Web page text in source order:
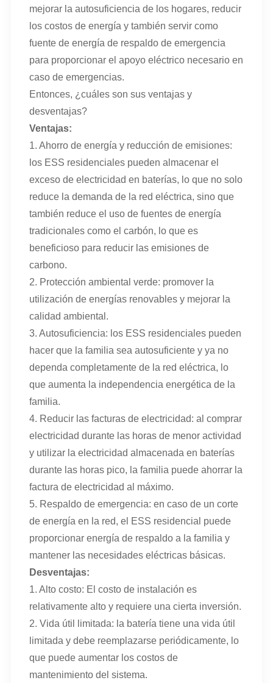
mejorar la autosuficiencia de los hogares, reducir
los costos de energía y también servir como
fuente de energía de respaldo de emergencia
para proporcionar el apoyo eléctrico necesario en
caso de emergencias.
Entonces, ¿cuáles son sus ventajas y
desventajas?
Ventajas:
1. Ahorro de energía y reducción de emisiones:
los ESS residenciales pueden almacenar el
exceso de electricidad en baterías, lo que no solo
reduce la demanda de la red eléctrica, sino que
también reduce el uso de fuentes de energía
tradicionales como el carbón, lo que es
beneficioso para reducir las emisiones de
carbono.
2. Protección ambiental verde: promover la
utilización de energías renovables y mejorar la
calidad ambiental.
3. Autosuficiencia: los ESS residenciales pueden
hacer que la familia sea autosuficiente y ya no
dependa completamente de la red eléctrica, lo
que aumenta la independencia energética de la
familia.
4. Reducir las facturas de electricidad: al comprar
electricidad durante las horas de menor actividad
y utilizar la electricidad almacenada en baterías
durante las horas pico, la familia puede ahorrar la
factura de electricidad al máximo.
5. Respaldo de emergencia: en caso de un corte
de energía en la red, el ESS residencial puede
proporcionar energía de respaldo a la familia y
mantener las necesidades eléctricas básicas.
Desventajas:
1. Alto costo: El costo de instalación es
relativamente alto y requiere una cierta inversión.
2. Vida útil limitada: la batería tiene una vida útil
limitada y debe reemplazarse periódicamente, lo
que puede aumentar los costos de
mantenimiento del sistema.